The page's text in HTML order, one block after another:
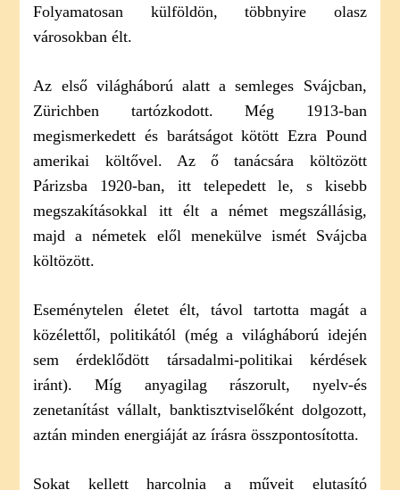
Folyamatosan külföldön, többnyire olasz
városokban élt.
Az első világháború alatt a semleges Svájcban,
Zürichben tartózkodott. Még 1913-ban
megismerkedett és barátságot kötött Ezra Pound
amerikai költővel. Az ő tanácsára költözött
Párizsba 1920-ban, itt telepedett le, s kisebb
megszakításokkal itt élt a német megszállásig,
majd a németek elől menekülve ismét Svájcba
költözött.
Eseménytelen életet élt, távol tartotta magát a
közélettől, politikától (még a világháború idején
sem érdeklődött társadalmi-politikai kérdések
iránt). Míg anyagilag rászorult, nyelv-és
zenetanítást vállalt, banktisztviselőként dolgozott,
aztán minden energiáját az írásra összpontosította.
Sokat kellett harcolnia a műveit elutasító